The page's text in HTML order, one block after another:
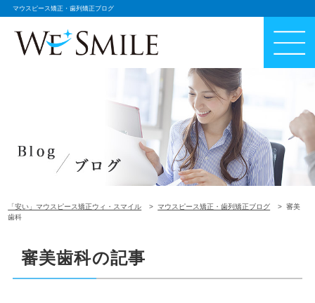
マウスピース矯正・歯列矯正ブログ
「安い」マウスピース矯正ウィ・スマイル マウスピース矯正・歯列矯正ブログ
審美
歯科
審美歯科の記事